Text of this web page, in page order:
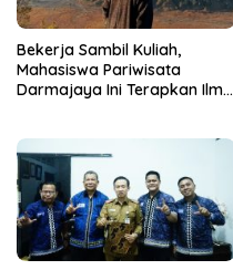
Bekerja Sambil Kuliah,
Mahasiswa Pariwisata
Darmajaya Ini Terapkan Ilmu